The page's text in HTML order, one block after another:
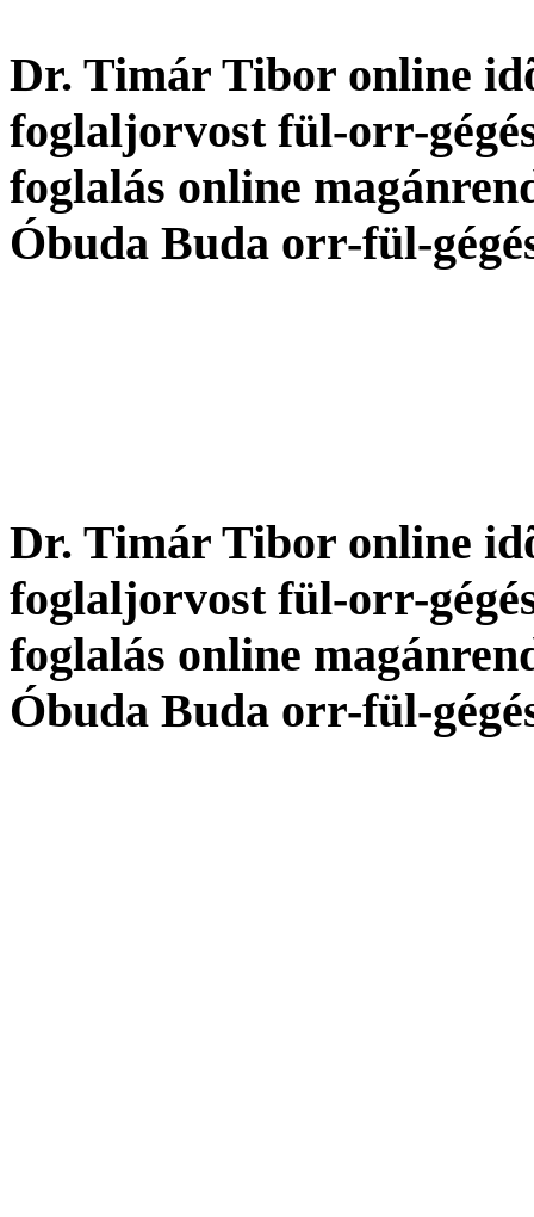
Dr. Timár Tibor online
foglaljorvost fül-orr-
foglalás online
Óbuda Buda orr-fül-
Dr. Timár Tibor online
foglaljorvost fül-orr-
foglalás online
Óbuda Buda orr-fül-